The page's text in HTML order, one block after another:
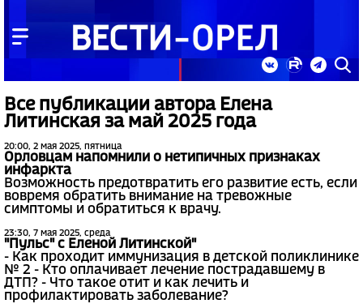
Все публикации автора Елена
Литинская за май 2025 года
20:00, 2 мая 2025, пятница
Орловцам напомнили о нетипичных признаках
инфаркта
Возможность предотвратить его развитие есть, если
вовремя обратить внимание на тревожные
симптомы и обратиться к врачу.
23:30, 7 мая 2025, среда
"Пульс" с Еленой Литинской"
- Как проходит иммунизация в детской поликлинике
№ 2 - Кто оплачивает лечение пострадавшему в
ДТП? - Что такое отит и как лечить и
профилактировать заболевание?